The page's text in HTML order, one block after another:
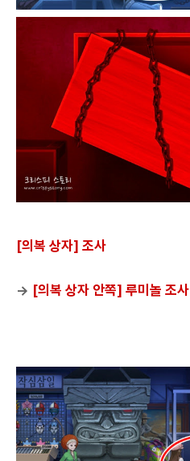
[의복 상자] 조사
→ [의복 상자 안쪽] 루미놀 조사